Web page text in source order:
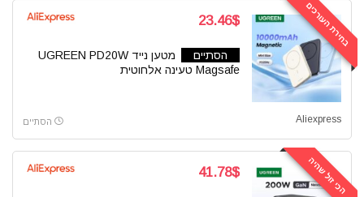
בחירת העורכים 23.46$
הסתיים
מטען נייד UGREEN PD20W
Magsafe טעינה אלחוטית
Aliexpress הסתיים
הכי זול שהיה 41.78$